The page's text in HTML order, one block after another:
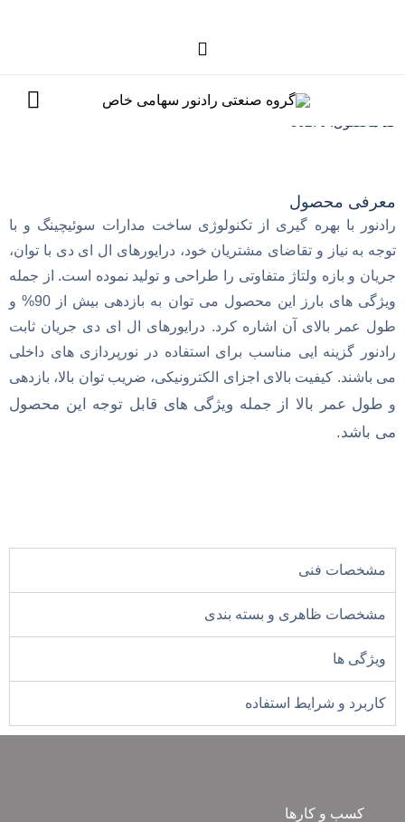
معرفی محصول
رادنور با بهره گیری از تکنولوژی ساخت مدارات سوئیچینگ و با
توجه به نیاز و تقاضای مشتریان خود، درایورهای ال ای دی با توان،
جریان و بازه ولتاژ متفاوتی را طراحی و تولید نموده است. از جمله
ویژگی های بارز این محصول می توان به بازدهی بیش از 90% و
طول عمر بالای آن اشاره کرد. درایورهای ال ای دی جریان ثابت
رادنور گزینه ایی مناسب برای استفاده در نورپردازی های داخلی
می باشند. کیفیت بالای اجزای الکترونیکی، ضریب توان بالا، بازدهی
و طول عمر بالا از جمله ویژگی های قابل توجه این محصول
می باشد.
مشخصات فنی
مشخصات ظاهری و بسته بندی
ویژگی ها
کاربرد و شرایط استفاده
کسب و کارها